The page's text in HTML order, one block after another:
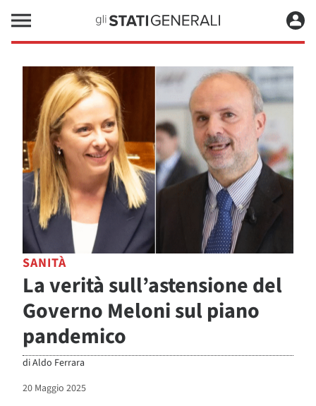
SANITÀ
La verità sull’astensione del
Governo Meloni sul piano
pandemico
diAldo Ferrara
20 Maggio 2025